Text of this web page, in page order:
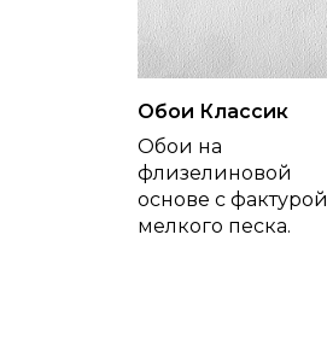
Обои Классик
Обои на
флизелиновой
основе с фактурой
мелкого песка.